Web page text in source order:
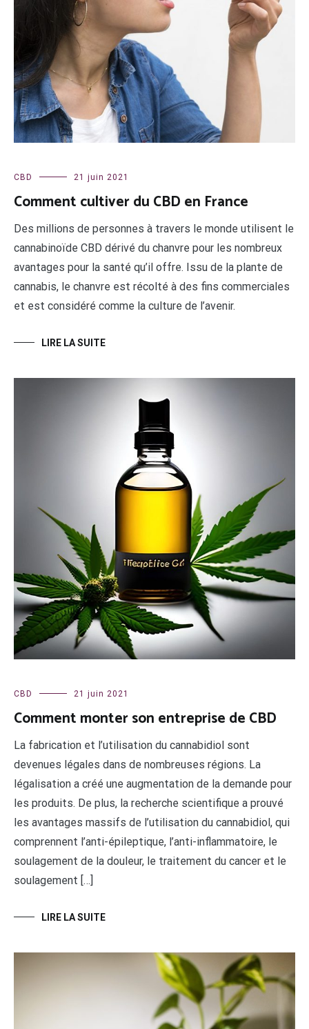
CBD 21 juin 2021
Comment cultiver du CBD en France
Des millions de personnes à travers le monde utilisent le
cannabinoïde CBD dérivé du chanvre pour les nombreux
avantages pour la santé qu’il offre. Issu de la plante de
cannabis, le chanvre est récolté à des fins commerciales
et est considéré comme la culture de l’avenir.
LIRE LA SUITE
CBD 21 juin 2021
Comment monter son entreprise de CBD
La fabrication et l’utilisation du cannabidiol sont
devenues légales dans de nombreuses régions. La
légalisation a créé une augmentation de la demande pour
les produits. De plus, la recherche scientifique a prouvé
les avantages massifs de l’utilisation du cannabidiol, qui
comprennent l’anti-épileptique, l’anti-inflammatoire, le
soulagement de la douleur, le traitement du cancer et le
soulagement […]
LIRE LA SUITE